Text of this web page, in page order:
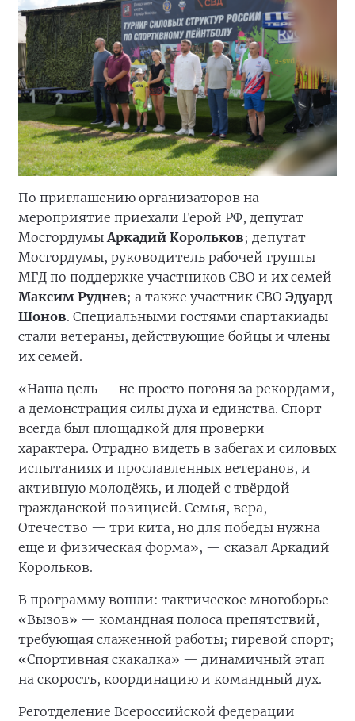
По приглашению организаторов на
мероприятие приехали Герой РФ, депутат
МосгордумыАркадий Корольков; депутат
Мосгордумы, руководитель рабочей группы
МГД по поддержке участников СВО и их семей
Максим Руднев; а также участник СВО Эдуард
Шонов. Специальными гостями спартакиады
стали ветераны, действующие бойцы и члены
их семей.
«Наша цель — не просто погоня за рекордами,
а демонстрация силы духа и единства. Спорт
всегда был площадкой для проверки
характера. Отрадно видеть в забегах и силовых
испытаниях и прославленных ветеранов, и
активную молодёжь, и людей с твёрдой
гражданской позицией. Семья, вера,
Отечество — три кита, но для победы нужна
еще и физическая форма», — сказал Аркадий
Корольков.
В программу вошли: тактическое многоборье
«Вызов» — командная полоса препятствий,
требующая слаженной работы; гиревой спорт;
«Спортивная скакалка» — динамичный этап
на скорость, координацию и командный дух.
Реготделение Всероссийской федерации